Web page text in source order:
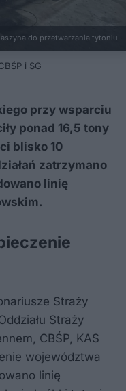
do przetwarzania tytoniu
i SG
przy wsparciu
ponad 16,5 tony
blisko 10
zatrzymano
linię
Straży
Straży
CBŚP, KAS
województwa
linię